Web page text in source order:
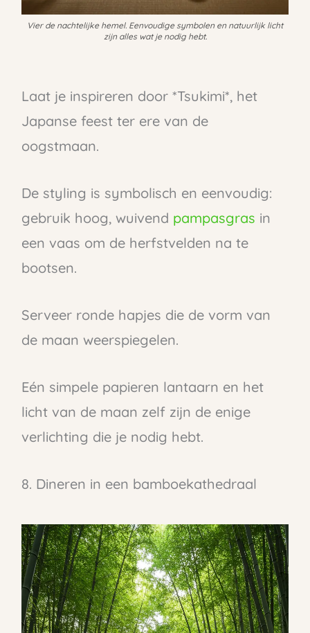
Vier de nachtelijke hemel. Eenvoudige symbolen en natuurlijk licht
zijn alles wat je nodig hebt.
Laat je inspireren door *Tsukimi*, het
Japanse feest ter ere van de
oogstmaan.
De styling is symbolisch en eenvoudig:
gebruik hoog, wuivend pampasgras in
een vaas om de herfstvelden na te
bootsen.
Serveer ronde hapjes die de vorm van
de maan weerspiegelen.
Eén simpele papieren lantaarn en het
licht van de maan zelf zijn de enige
verlichting die je nodig hebt.
8. Dineren in een bamboekathedraal